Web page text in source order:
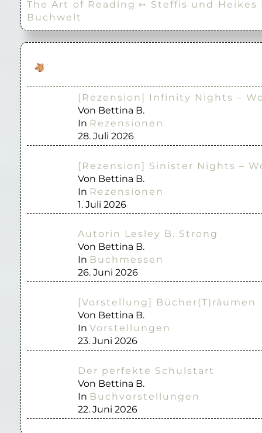
The Art of Reading ➳ Steffis und Heikes
Buchwelt
[Rezension] Infinity Nights –
Von Bettina B.
In Rezensionen
28. Juli 2026
[Rezension] Sinister Nights –
Von Bettina B.
In Rezensionen
1. Juli 2026
Autorin Lesley B. Strong
Von Bettina B.
In Buchmessen
26. Juni 2026
[Vorstellung] Bücher(T)räumen
Von Bettina B.
In Vorstellungen
23. Juni 2026
Der perfekte Schulstart
Von Bettina B.
In Buchvorstellungen
22. Juni 2026